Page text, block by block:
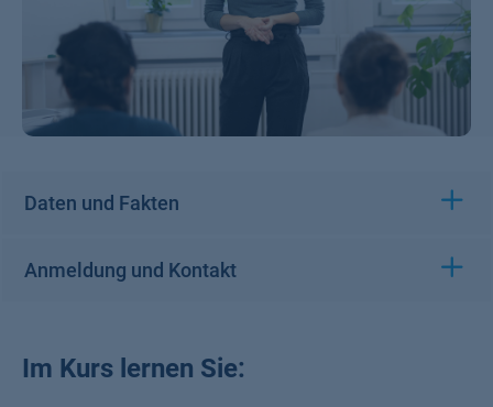
Daten und Fakten
Anmeldung und Kontakt
Im Kurs lernen Sie: